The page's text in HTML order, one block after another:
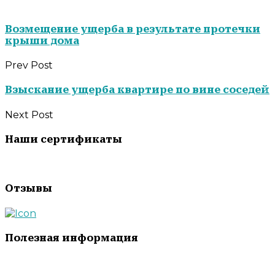
Возмещение ущерба в результате протечки
крыши дома
Prev Post
Взыскание ущерба квартире по вине соседей
Next Post
Наши сертификаты
Отзывы
Полезная информация